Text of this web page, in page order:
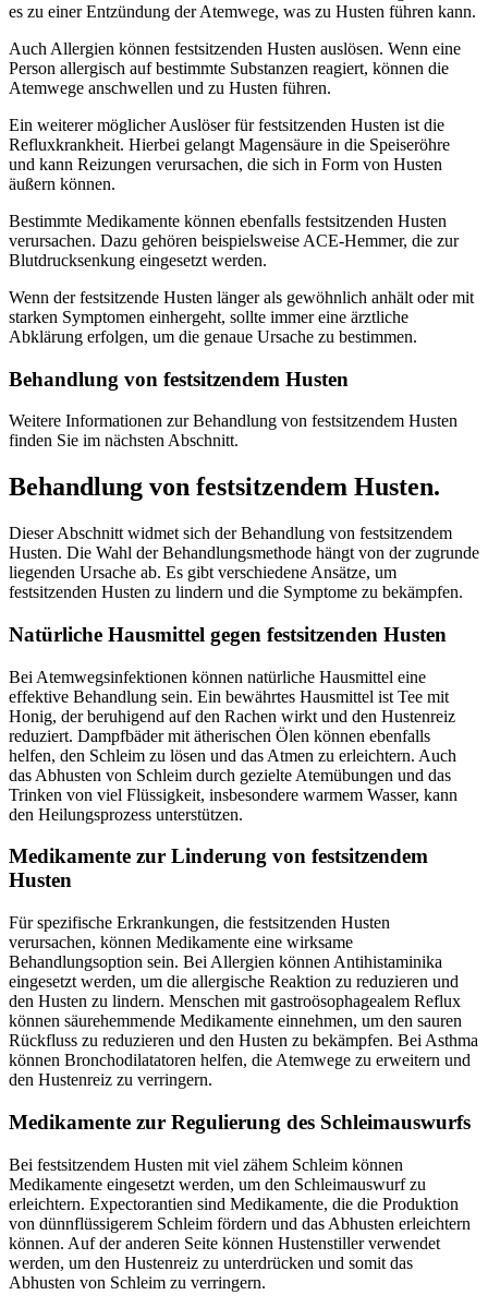
es zu einer Entzündung der Atemwege, was zu Husten führen kann.
Auch Allergien können festsitzenden Husten auslösen. Wenn eine
Person allergisch auf bestimmte Substanzen reagiert, können die
Atemwege anschwellen und zu Husten führen.
Ein weiterer möglicher Auslöser für festsitzenden Husten ist die
Refluxkrankheit. Hierbei gelangt Magensäure in die Speiseröhre
und kann Reizungen verursachen, die sich in Form von Husten
äußern können.
Bestimmte Medikamente können ebenfalls festsitzenden Husten
verursachen. Dazu gehören beispielsweise ACE-Hemmer, die zur
Blutdrucksenkung eingesetzt werden.
Wenn der festsitzende Husten länger als gewöhnlich anhält oder mit
starken Symptomen einhergeht, sollte immer eine ärztliche
Abklärung erfolgen, um die genaue Ursache zu bestimmen.
Behandlung von festsitzendem Husten
Weitere Informationen zur Behandlung von festsitzendem Husten
finden Sie im nächsten Abschnitt.
Behandlung von festsitzendem Husten.
Dieser Abschnitt widmet sich der Behandlung von festsitzendem
Husten. Die Wahl der Behandlungsmethode hängt von der zugrunde
liegenden Ursache ab. Es gibt verschiedene Ansätze, um
festsitzenden Husten zu lindern und die Symptome zu bekämpfen.
Natürliche Hausmittel gegen festsitzenden Husten
Bei Atemwegsinfektionen können natürliche Hausmittel eine
effektive Behandlung sein. Ein bewährtes Hausmittel ist Tee mit
Honig, der beruhigend auf den Rachen wirkt und den Hustenreiz
reduziert. Dampfbäder mit ätherischen Ölen können ebenfalls
helfen, den Schleim zu lösen und das Atmen zu erleichtern. Auch
das Abhusten von Schleim durch gezielte Atemübungen und das
Trinken von viel Flüssigkeit, insbesondere warmem Wasser, kann
den Heilungsprozess unterstützen.
Medikamente zur Linderung von festsitzendem
Husten
Für spezifische Erkrankungen, die festsitzenden Husten
verursachen, können Medikamente eine wirksame
Behandlungsoption sein. Bei Allergien können Antihistaminika
eingesetzt werden, um die allergische Reaktion zu reduzieren und
den Husten zu lindern. Menschen mit gastroösophagealem Reflux
können säurehemmende Medikamente einnehmen, um den sauren
Rückfluss zu reduzieren und den Husten zu bekämpfen. Bei Asthma
können Bronchodilatatoren helfen, die Atemwege zu erweitern und
den Hustenreiz zu verringern.
Medikamente zur Regulierung des Schleimauswurfs
Bei festsitzendem Husten mit viel zähem Schleim können
Medikamente eingesetzt werden, um den Schleimauswurf zu
erleichtern. Expectorantien sind Medikamente, die die Produktion
von dünnflüssigerem Schleim fördern und das Abhusten erleichtern
können. Auf der anderen Seite können Hustenstiller verwendet
werden, um den Hustenreiz zu unterdrücken und somit das
Abhusten von Schleim zu verringern.